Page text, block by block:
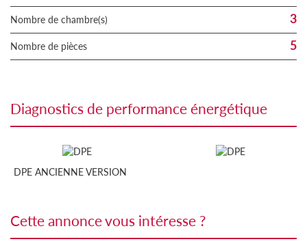
Nombre de chambre(s) 3
Nombre de pièces 5
diagnostics de performance énergétique
DPE ANCIENNE VERSION
cette annonce vous intéresse ?